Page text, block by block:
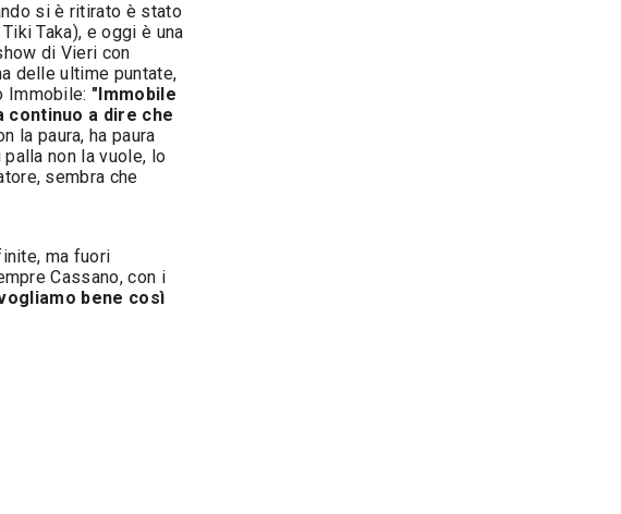
si è ritirato è stato
Taka), e oggi è una
di Vieri con
delle ultime puntate,
Immobile: "Immobile
continuo a dire che
la paura, ha paura
non la vuole, lo
sembra che
ma fuori
Cassano, con i
bene così